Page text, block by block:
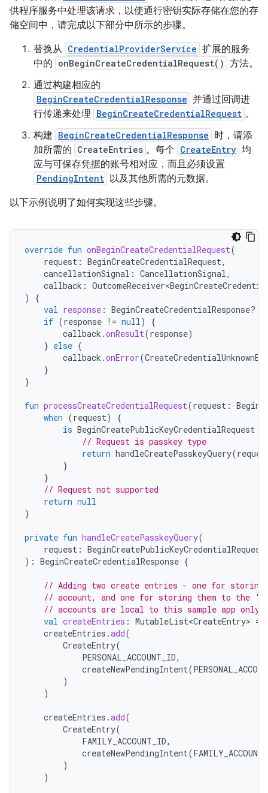
供程序服务中处理该请求，以使通行密钥实际存储在您的存
储空间中，请完成以下部分中所示的步骤。
替换从 CredentialProviderService 扩展的服务
中的 onBeginCreateCredentialRequest() 方法。
通过构建相应的
BeginCreateCredentialResponse 并通过回调进
行传递来处理 BeginCreateCredentialRequest 。
构建 BeginCreateCredentialResponse 时，请添
加所需的 CreateEntries 。每个 CreateEntry 均
应与可保存凭据的账号相对应，而且必须设置
PendingIntent 以及其他所需的元数据。
以下示例说明了如何实现这些步骤。
override fun onBeginCreateCredentialRequest(
request : BeginCreateCredentialRequest,
cancellationSignal : CancellationSignal,
callback :
)
{
val response : BeginCreateCredentialResponse?
if (response != null)
{
callback .onResult(response)
} else {
callback .onError(
}
}
fun processCreateCredentialRequest(request :
when (request)
{
is BeginCreatePublicKeyCredentialRequest
// Request is passkey type
return handleCreatePasskeyQuery(
}
}
// Request not supported
return null
}
private fun handleCreatePasskeyQuery(
request : BeginCreatePublicKeyCredentialRequest
): BeginCreateCredentialResponse {
// Adding two create entries - one for
// account, and one for storing them to the
// accounts are local to this sample app only.
val createEntries : MutableList<CreateEntry> =
createEntries .add(
CreateEntry(
PERSONAL_ACCOUNT_ID,
createNewPendingIntent(
)
)
createEntries .add(
CreateEntry(
FAMILY_ACCOUNT_ID,
createNewPendingIntent(
)
)